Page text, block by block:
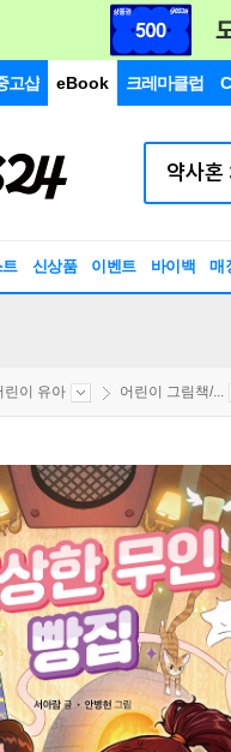
고샵 eBook 크레마클럽
신상품 이벤트 바이백 매
린이 유아 어린이 그림책/...